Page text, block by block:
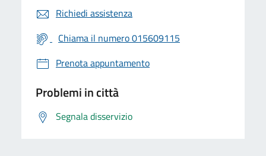
Richiedi assistenza
Chiama il numero 015609115
Prenota appuntamento
Problemi in città
Segnala disservizio